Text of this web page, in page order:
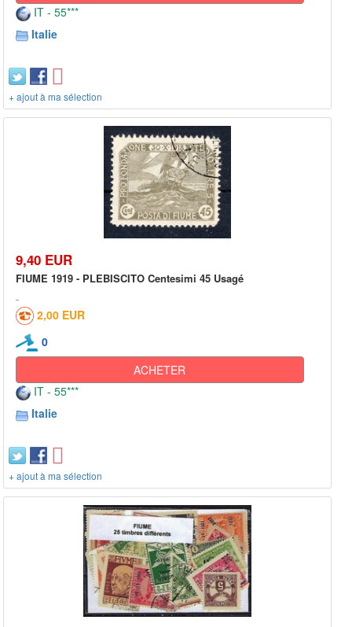
IT - 55***
Italie
+ ajout à ma sélection
9,40 EUR
FIUME 1919 - PLEBISCITO Centesimi 45 Usagé
2,00 EUR
0
ACHETER
IT - 55***
Italie
+ ajout à ma sélection